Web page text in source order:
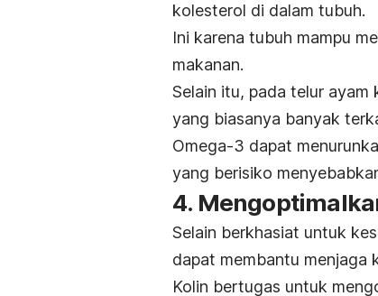
kolesterol di dalam tubuh.
Ini karena tubuh mampu
makanan.
Selain itu, pada telur
yang biasanya banyak
Omega-3 dapat
yang berisiko
4.
Selain berkhasiat untuk
dapat membantu menjaga
Kolin bertugas untuk